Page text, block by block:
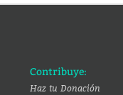
Contribuye:
Haz tu Donación